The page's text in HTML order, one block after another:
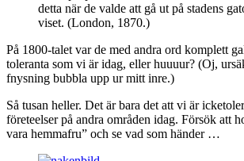
detta när de valde att gå ut på stadens
viset. (London, 1870.)
På 1800-talet var de med andra ord komplett
toleranta som vi är idag, eller huuuur? (Oj,
fnysning bubbla upp ur mitt inre.)
Så tusan heller. Det är bara det att vi är
företeelser på andra områden idag. Försök att
vara hemmafru” och se vad som händer …